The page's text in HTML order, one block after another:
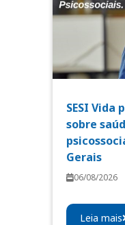
SESI
sobre
Gerais
06/08/2026
Leia mais